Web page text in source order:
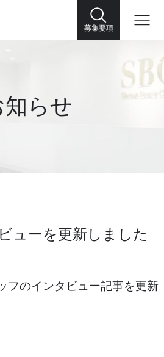
募集要項
知らせ
ューを更新しました
フのインタビュー記事を更新